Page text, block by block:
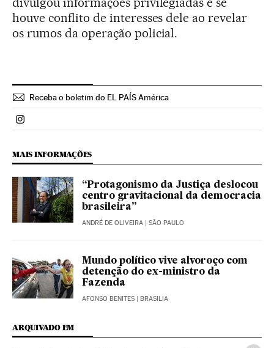
houve conflito de interesses dele ao revelar
os rumos da operação policial.
Receba o boletim do EL PAÍS América
Politica El País Brasil en Instagram
MAIS INFORMAÇÕES
“Protagonismo da Justiça deslocou
centro gravitacional da democracia
brasileira”
ANDRÉ DE OLIVEIRA | SÃO PAULO
Mundo político vive alvoroço com
detenção do ex-ministro da
Fazenda
AFONSO BENITES | BRASILIA
ARQUIVADO EM